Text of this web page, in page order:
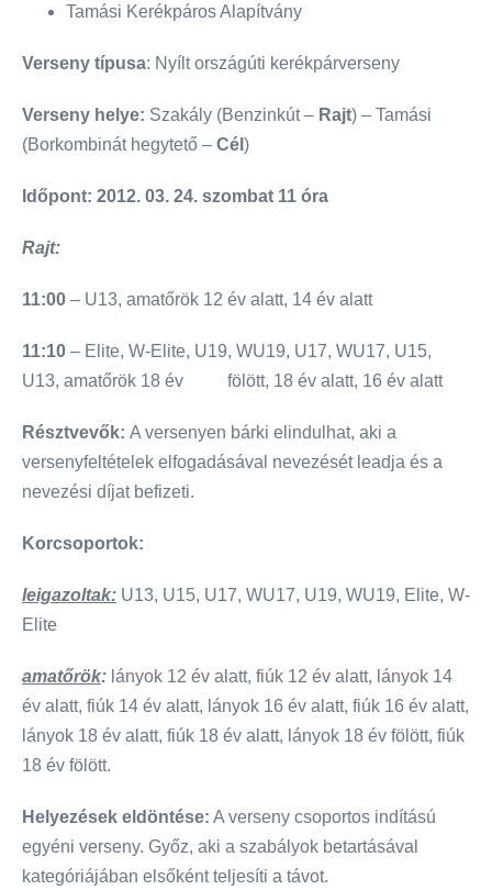
Tamási Kerékpáros Alapítvány
Verseny típusa: Nyílt országúti kerékpárverseny
Verseny helye: Szakály (Benzinkút – Rajt) – Tamási
(Borkombinát hegytető – Cél )
Időpont: 2012. 03. 24. szombat 11 óra
Rajt:
11:00 – U13, amatőrök 12 év alatt, 14 év alatt
11:10 – Elite, W-Elite, U19, WU19, U17, WU17, U15,
U13, amatőrök 18 év fölött, 18 év alatt, 16 év alatt
Résztvevők: A versenyen bárki elindulhat, aki a
versenyfeltételek elfogadásával nevezését leadja és a
nevezési díjat befizeti.
Korcsoportok:
leigazoltak: U13, U15, U17, WU17, U19, WU19, Elite, W-
Elite
amatőrök: lányok 12 év alatt, fiúk 12 év alatt, lányok 14
év alatt, fiúk 14 év alatt, lányok 16 év alatt, fiúk 16 év alatt,
lányok 18 év alatt, fiúk 18 év alatt, lányok 18 év fölött, fiúk
18 év fölött.
Helyezések eldöntése: A verseny csoportos indítású
egyéni verseny. Győz, aki a szabályok betartásával
kategóriájában elsőként teljesíti a távot.